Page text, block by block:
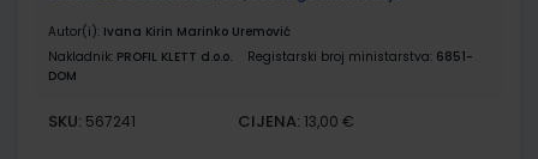
Autor(i): Ivana Kirin Marinko Uremović
Nakladnik: PROFIL KLETT d.o.o. Registarski broj ministarstva: 6851-
DOM
SKU: 567241 CIJENA: 13,00 €